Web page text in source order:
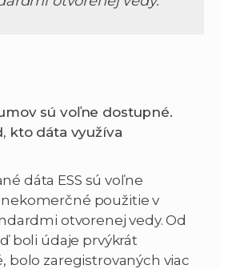
sú voľne dostupné.
kto dáta využíva
dáta ESS sú voľne
použitie v
otvorenej vedy. Od
boli údaje prvýkrát
bolo zaregistrovaných viac